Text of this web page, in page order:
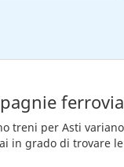
treni per Asti
in grado di trovare